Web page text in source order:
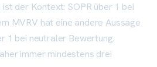
ist der Kontext: SOPR über 1 bei
MVRV hat eine andere Aussage
1 bei neutraler Bewertung.
immer mindestens drei